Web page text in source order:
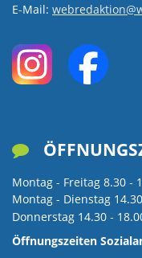
E-Mail:

Montag - Freitag 8.30 -
Montag - Dienstag
Donnerstag 14.30 -
Öffnungszeiten